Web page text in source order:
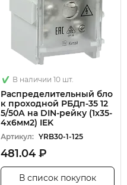
В наличии 10 шт.
Распределительный бло
к проходной РБДп-35 12
5/50А на DIN-рейку (1х35-
4х6мм2) IEK
Артикул: YRB30-1-125
481.04 ₽
В список покупок